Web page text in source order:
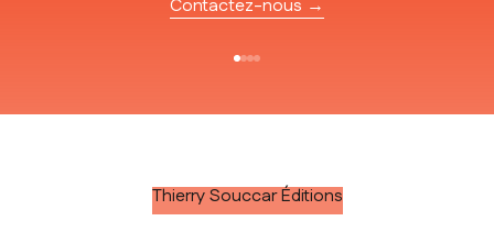
Contactez-nous →
Thierry Souccar Éditions